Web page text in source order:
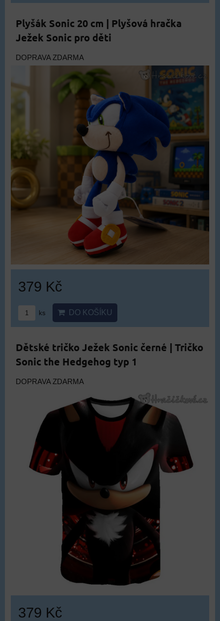
Plyšák Sonic 20 cm | Plyšová hračka
Ježek Sonic pro děti
DOPRAVA ZDARMA
379 Kč
ks DO KOŠÍKU
Dětské tričko Ježek Sonic černé | Tričko
Sonic the Hedgehog typ 1
DOPRAVA ZDARMA
379 Kč